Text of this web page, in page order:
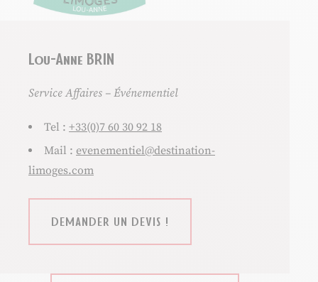
Lou-Anne BRIN
Service Affaires – Événementiel
Tel : +33(0)7 60 30 92 18
Mail : evenementiel@destination-
limoges.com
DEMANDER UN DEVIS !